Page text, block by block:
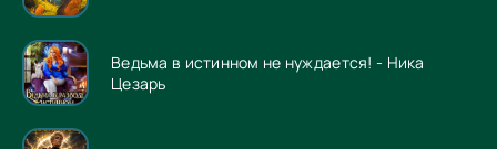
Ведьма в истинном не нуждается! - Ника
Цезарь